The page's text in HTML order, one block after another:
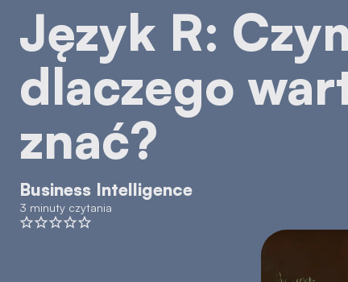
Język R: Czym jest i
dlaczego
znać?
Business Intelligence
3 minuty czytania